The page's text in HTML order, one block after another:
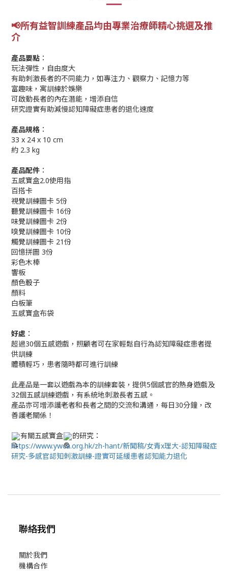
📢所有益智訓練產品均由專業治療師精心挑選及推
介
產品要點︰
玩法彈性，自由度大
有助刺激長者的不同能力，如專注力、觀察力、記憶力等
富趣味，寓訓練於娛樂
可啟動長者的內在潛能，增添自信
研究證實有助減慢認知障礙症患者的退化速度
產品規格︰
33 x 24 x 10 cm
約 2.3 kg
產品配件︰
五感寶盒2.0使用指
百搭卡
視覺訓練圖卡 5份
聽覺訓練圖卡 16份
味覺訓練圖卡 2份
嗅覺訓練圖卡 10份
觸覺訓練圖卡 21份
回憶拼圖 3份
彩色木棒
響板
顏色骰子
顏料
白板筆
五感寶盒布袋
好處︰
超過30個五感遊戲，照顧者可在家輕鬆自行為認知障礙症患者提
供訓練
體積輕巧，患者隨時都可進行訓練
此產品是一套以遊戲為本的訓練套裝，提供5個感官的熱身遊戲及
32個五感訓練遊戲，有系統地刺激長者五感。
產品亦可增添護老者和長者之間的交流和溝通，每日30分鐘，改
善護老關係！
有關五感寶盒
的研究：
https://www.ywca.org.hk/zh-hant/新聞稿/女青x理大-認知障礙症
研究-多感官認知刺激訓練-證實可延緩患者認知能力退化
聯絡我們
關於我們
機構合作